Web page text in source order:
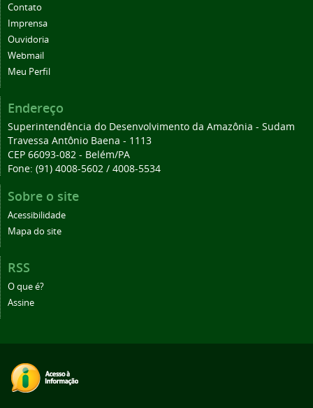
Contato
Imprensa
Ouvidoria
Webmail
Meu Perfil
Endereço
Superintendência do Desenvolvimento da Amazônia - Sudam
Travessa Antônio Baena - 1113
CEP 66093-082 - Belém/PA
Fone: (91) 4008-5602 / 4008-5534
Sobre o site
Acessibilidade
Mapa do site
RSS
O que é?
Assine